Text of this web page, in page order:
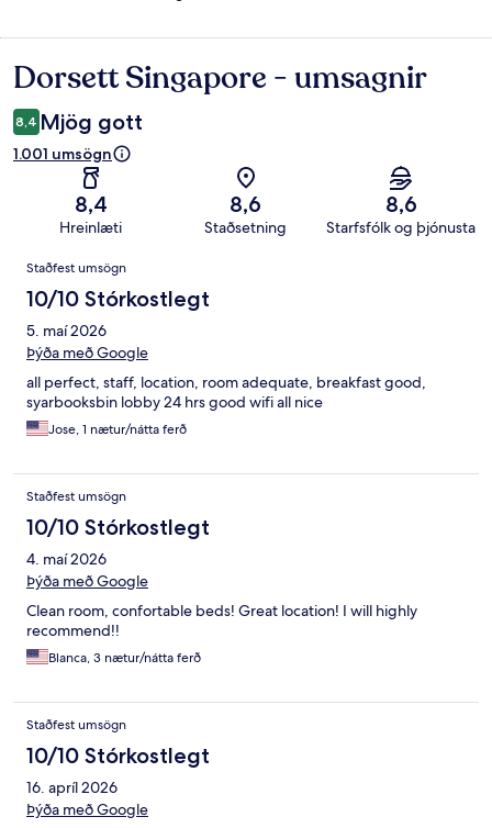
Umsagnir
Dorsett Singapore - umsagnir
8,4 Mjög gott
1.001 umsögn
8,4
Hreinlæti
8,6
Staðsetning
8,6
Starfsfólk og þjónusta
Umsagnir
Staðfest umsögn
10/10 Stórkostlegt
5. maí 2026
Þýða með Google
all perfect, staff, location, room adequate, breakfast good,
syarbooksbin lobby 24 hrs good wifi all nice
Jose, 1 nætur/nátta ferð
Staðfest umsögn
10/10 Stórkostlegt
4. maí 2026
Þýða með Google
Clean room, confortable beds! Great location! I will highly
recommend!!
Blanca, 3 nætur/nátta ferð
Staðfest umsögn
10/10 Stórkostlegt
16. apríl 2026
Þýða með Google